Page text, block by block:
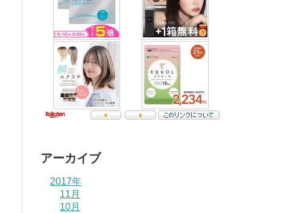
アーカイブ
2017年
11月
10月